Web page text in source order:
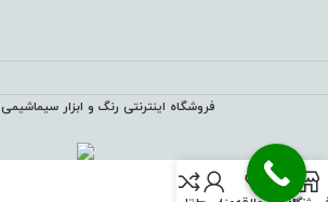
فروشگاه اینترنتی رنگ و ابزار سیماشیمی